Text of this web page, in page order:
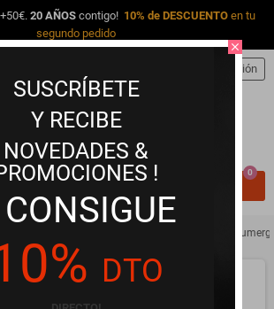
20 AÑOS contigo! 10% de DESCUENTO en tu
segundo pedido
Iniciar sesión
0
Mini conejito Ramsey
close
SUSCRÍBETE
Y RECIBE
NOVEDADES &
!
DTO